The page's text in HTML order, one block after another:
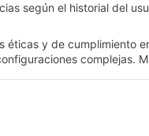
según el historial del
y de cumplimiento
complejas.